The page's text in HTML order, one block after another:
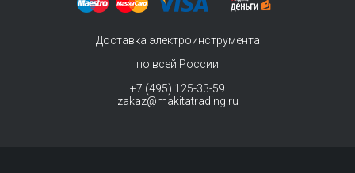
Доставка электроинструмента
по всей России
+7 (495) 125-33-59
zakaz@makitatrading.ru